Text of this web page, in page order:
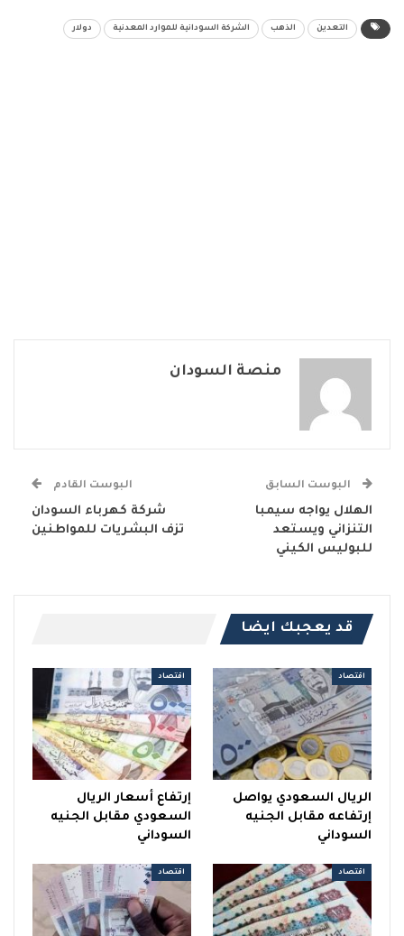
التعدين الذهب الشركة السودانية للموارد المعدنية دولار
منصة السودان
البوست السابق
الهلال يواجه سيمبا
التنزاني ويستعد
للبوليس الكيني
البوست القادم
شركة كهرباء السودان
تزف البشريات للمواطنين
قد يعجبك ايضا
اقتصاد
الريال السعودي يواصل
إرتفاعه مقابل الجنيه
السوداني
اقتصاد
إرتفاع أسعار الريال
السعودي مقابل الجنيه
السوداني
اقتصاد اقتصاد